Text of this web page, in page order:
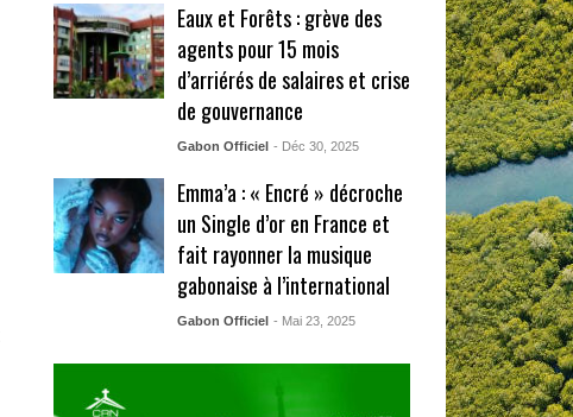
Eaux et Forêts : grève des
agents pour 15 mois
d’arriérés de salaires et crise
de gouvernance
Gabon Officiel - Déc 30, 2025
Emma’a : « Encré » décroche
un Single d’or en France et
fait rayonner la musique
gabonaise à l’international
Gabon Officiel - Mai 23, 2025